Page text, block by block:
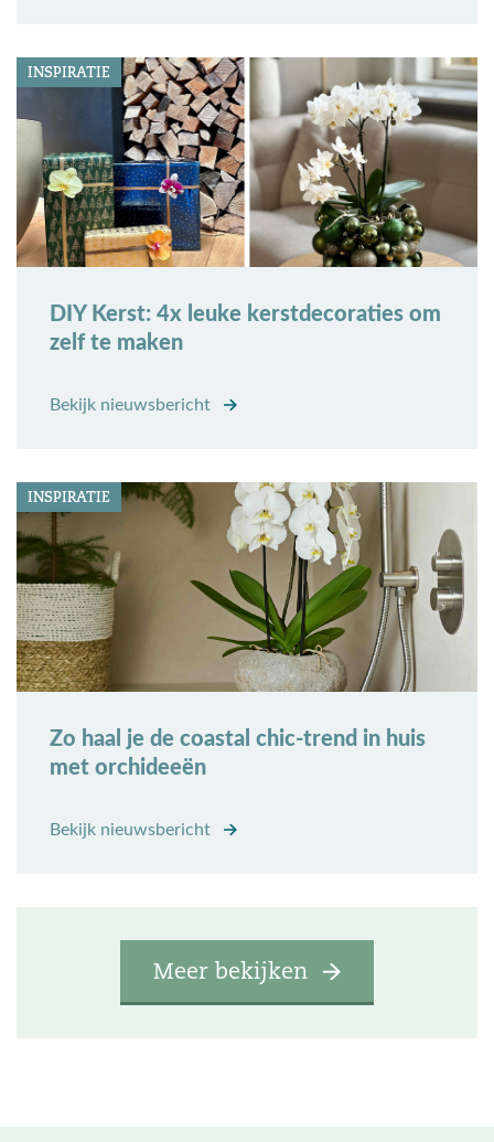
INSPIRATIE
DIY Kerst: 4x leuke kerstdecoraties om
zelf te maken
Bekijk nieuwsbericht
INSPIRATIE
Zo haal je de coastal chic-trend in huis
met orchideeën
Bekijk nieuwsbericht
Meer bekijken